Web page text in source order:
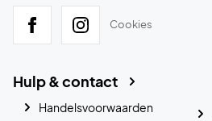
Cookies
Hulp & contact
Handelsvoorwaarden